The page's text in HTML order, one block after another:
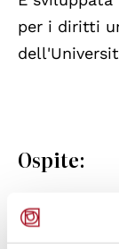
per i diritti
Ospite:
Leanid
diritti umani